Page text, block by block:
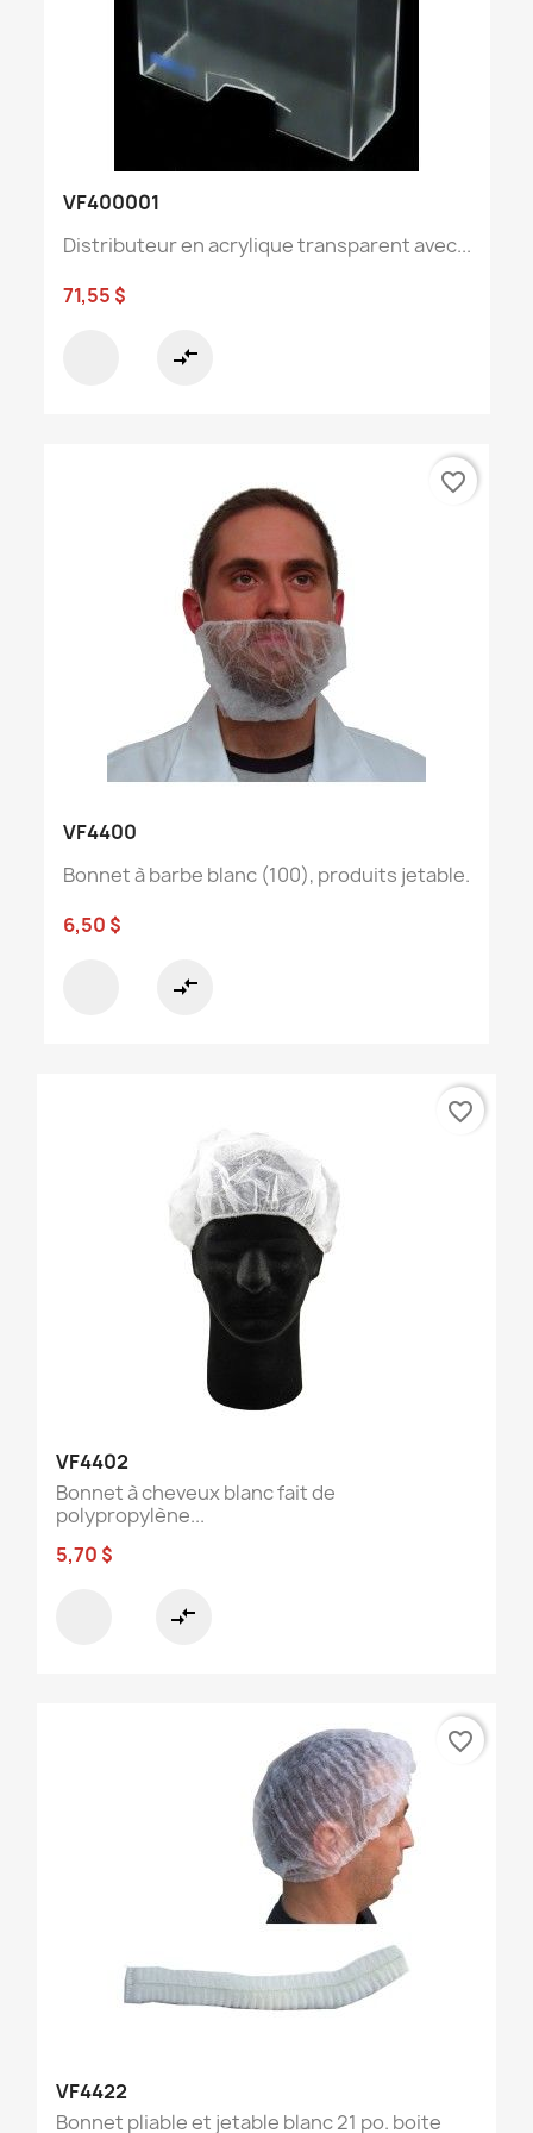
VF400001
Distributeur en acrylique transparent avec...
71,55 $
compare_arrows
VF4400
Bonnet à barbe blanc (100), produits jetable.
6,50 $
compare_arrows
favorite_border
VF4402
Bonnet à cheveux blanc fait de
polypropylène...
5,70 $
compare_arrows
favorite_border
VF4422
Bonnet pliable et jetable blanc 21 po. boite
favorite_border